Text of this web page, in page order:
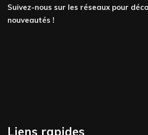
Suivez-nous sur les réseaux pour
nouveautés !
Liens rapides